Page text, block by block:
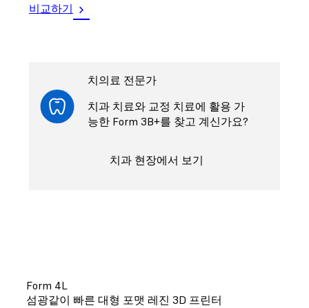
비교하기
치의료 전문가
치과 치료와 교정 치료에 활용 가
능한 Form 3B+를 찾고 계신가요?
치과 현장에서 보기
Form 4L
섬광같이 빠른 대형 포맷 레진 3D 프린터